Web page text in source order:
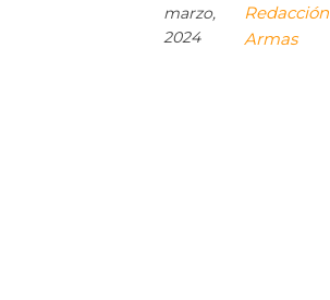
marzo,
2024
Redacción
Armas